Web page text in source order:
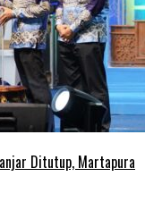
Ditutup, Martapura